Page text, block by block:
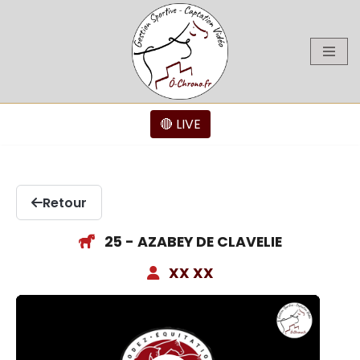
🔴 LIVE
Retour
25 - AZABEY DE CLAVELIE
XX XX